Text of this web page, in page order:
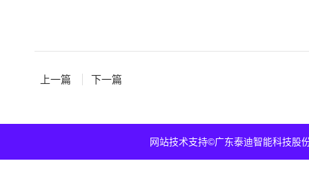
上一篇 下一篇
网站技术支持©广东泰迪智能科技股